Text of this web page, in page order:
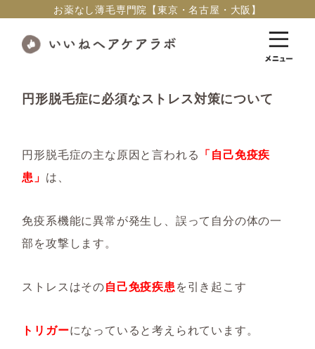
お薬なし薄毛専門院【東京・名古屋・大阪】
円形脱毛症に必須なストレス対策について
円形脱毛症の主な原因と言われる 「自己免疫疾
患」 は、
免疫系機能に異常が発生し、誤って自分の体の一
部を攻撃します。
ストレスはその自己免疫疾患を引き起こす
トリガーになっていると考えられています。